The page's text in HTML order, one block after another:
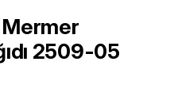
2509-05